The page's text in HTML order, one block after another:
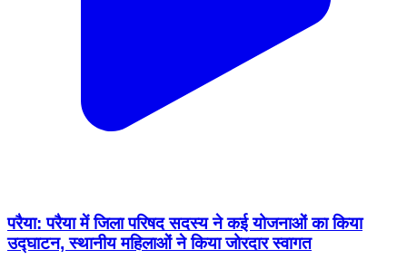
परैया: परैया में जिला परिषद सदस्य ने कई योजनाओं का किया
उद्घाटन, स्थानीय महिलाओं ने किया जोरदार स्वागत